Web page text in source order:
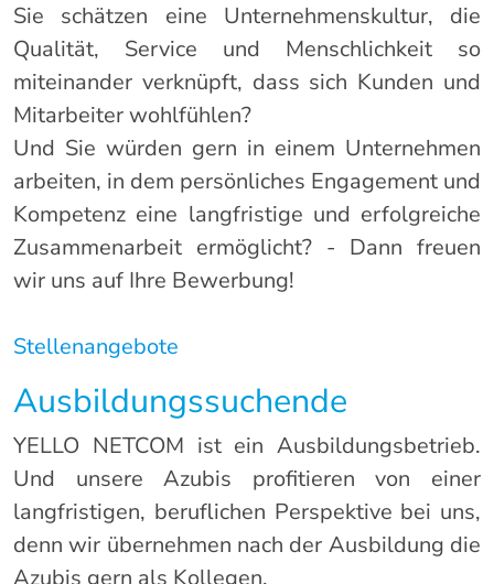
Sie schätzen eine Unternehmenskultur, die
Qualität, Service und Menschlichkeit so
miteinander verknüpft, dass sich Kunden und
Mitarbeiter wohlfühlen?
Und Sie würden gern in einem Unternehmen
arbeiten, in dem persönliches Engagement und
Kompetenz eine langfristige und erfolgreiche
Zusammenarbeit ermöglicht? - Dann freuen
wir uns auf Ihre Bewerbung!
Stellenangebote
Ausbildungssuchende
YELLO NETCOM ist ein Ausbildungsbetrieb.
Und unsere Azubis profitieren von einer
langfristigen, beruflichen Perspektive bei uns,
denn wir übernehmen nach der Ausbildung die